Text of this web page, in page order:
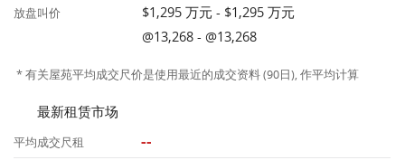
放盘叫价
$1,295 万元 - $1,295 万元
@13,268 - @13,268
* 有关屋苑平均成交尺价是使用最近的成交资料 (90日), 作平均计算
最新租赁市场
平均成交尺租 --